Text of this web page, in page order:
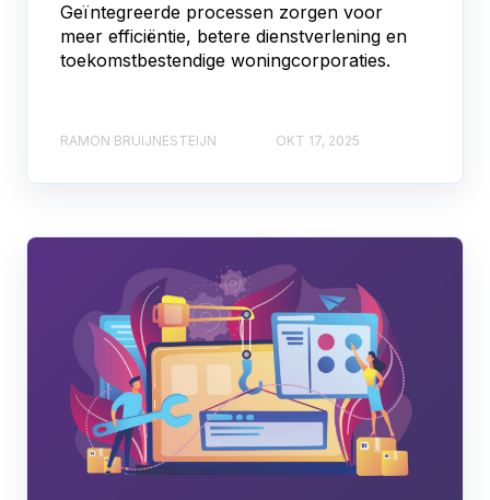
Geïntegreerde processen zorgen voor
meer efficiëntie, betere dienstverlening en
toekomstbestendige woningcorporaties.
RAMON BRUIJNESTEIJN OKT 17, 2025